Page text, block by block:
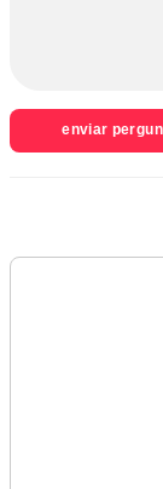
enviar